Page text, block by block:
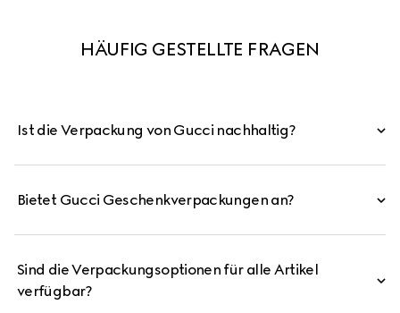
HÄUFIG GESTELLTE FRAGEN
Ist die Verpackung von Gucci nachhaltig?
Bietet Gucci Geschenkverpackungen an?
Sind die Verpackungsoptionen für alle Artikel
verfügbar?